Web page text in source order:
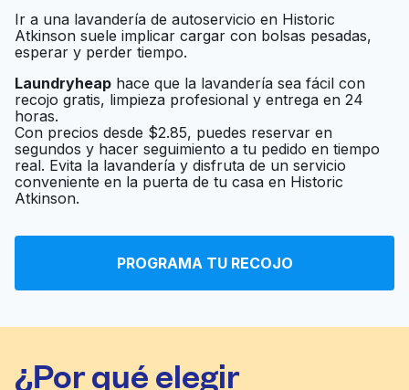
Ir a una lavandería de autoservicio en Historic
Atkinson suele implicar cargar con bolsas pesadas,
esperar y perder tiempo.
Laundryheap hace que la lavandería sea fácil con
recojo gratis, limpieza profesional y entrega en 24
horas.
Con precios desde $2.85, puedes reservar en
segundos y hacer seguimiento a tu pedido en tiempo
real. Evita la lavandería y disfruta de un servicio
conveniente en la puerta de tu casa en Historic
Atkinson.
PROGRAMA TU RECOJO
¿Por qué elegir